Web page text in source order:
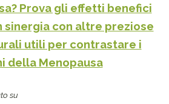
Prova gli effetti benefici
sinergia con altre preziose
utili per contrastare i
della Menopausa
su